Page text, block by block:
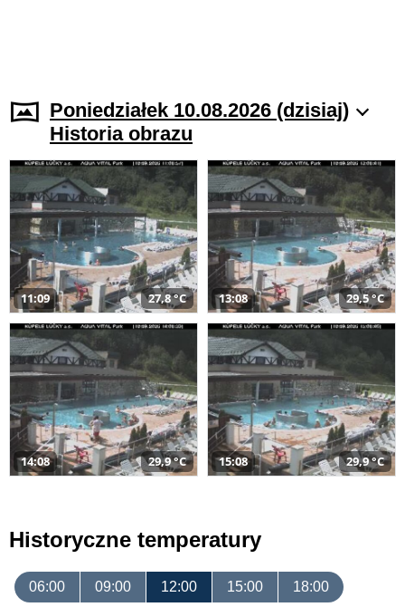
Poniedziałek 10.08.2026 (dzisiaj)
Historia obrazu
11:09 27,8 °C 13:08 29,5 °C
14:08 29,9 °C 15:08 29,9 °C
Historyczne temperatury
06:00 09:00 12:00 15:00 18:00